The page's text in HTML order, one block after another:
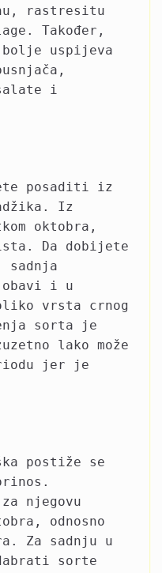
rastresitu
Također,
uspijeva
i
posaditi iz
Iz
oktobra,
Da dobijete
obavi i u
vrsta crnog
sorta je
lako može
jer je
postiže se
njegovu
odnosno
Za sadnju u
sorte